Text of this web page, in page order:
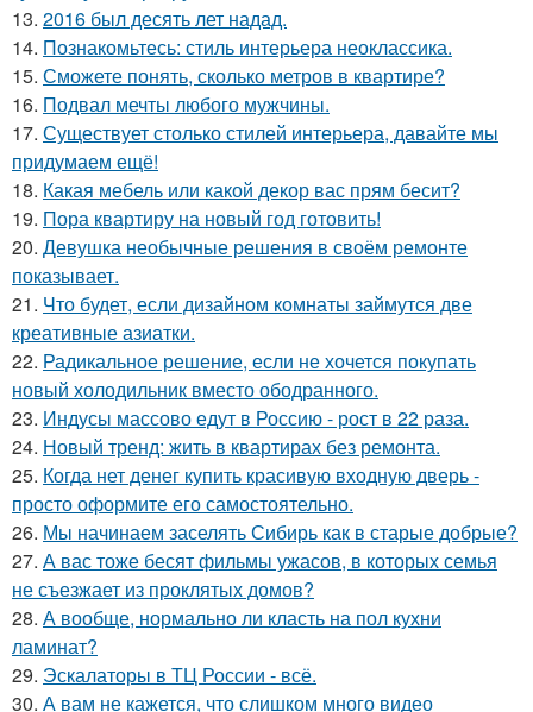
13. 2016 был десять лет надад.
14. Познакомьтесь: стиль интерьера неоклассика.
15. Сможете понять, сколько метров в квартире?
16. Подвал мечты любого мужчины.
17. Существует столько стилей интерьера, давайте мы
придумаем ещё!
18. Какая мебель или какой декор вас прям бесит?
19. Пора квартиру на новый год готовить!
20. Девушка необычные решения в своём ремонте
показывает.
21. Что будет, если дизайном комнаты займутся две
креативные азиатки.
22. Радикальное решение, если не хочется покупать
новый холодильник вместо ободранного.
23. Индусы массово едут в Россию - рост в 22 раза.
24. Новый тренд: жить в квартирах без ремонта.
25. Когда нет денег купить красивую входную дверь -
просто оформите его самостоятельно.
26. Мы начинаем заселять Сибирь как в старые добрые?
27. А вас тоже бесят фильмы ужасов, в которых семья
не съезжает из проклятых домов?
28. А вообще, нормально ли класть на пол кухни
ламинат?
29. Эскалаторы в ТЦ России - всё.
30. А вам не кажется, что слишком много видео